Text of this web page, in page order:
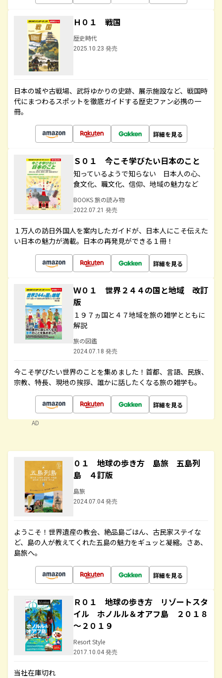
Ｈ０１ 戦国
歴史時代
2025.10.23 発売
日本の城や古戦場、武将ゆかりの史跡、展示施設など、戦国時
代にまつわるスポットを徹底ガイドする歴史ファン必携の一
冊。
詳細を見る
Ｓ０１ 今こそ学びたい日本のこと
知っているようで知らない 日本人の心、
食文化、職文化、信仰、地域の魅力など
BOOKS 旅の読み物
2022.07.21 発売
１万人の訪日外国人を案内したガイドが、日本人にこそ伝えた
い日本の魅力が満載。日本の再発見ができる１冊！
詳細を見る
Ｗ０１ 世界２４４の国と地域 改訂
版
１９７ヵ国と４７地域を旅の雑学とともに
解説
旅の図鑑
2024.07.18 発売
今こそ学びたい世界のことを集めました！首都、言語、民族、
宗教、特長、現地の挨拶、誰かに話したくなる旅の雑学も。
詳細を見る
AD
０１ 地球の歩き方 島旅 五島列
島 ４訂版
島旅
2024.07.04 発売
ようこそ！世界遺産の教会、絶品島ごはん、古民家ステイな
ど、島の人が教えてくれた五島の魅力をギュッと凝縮。さあ、
島旅へ。
詳細を見る
Ｒ０１ 地球の歩き方 リゾートスタ
イル ホノルル＆オアフ島 ２０１８
～２０１９
Resort Style
2017.10.04 発売
当社在庫切れ